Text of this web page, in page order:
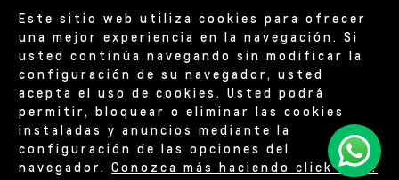
Este sitio web utiliza cookies para ofrecer
una mejor experiencia en la navegación. Si
usted continúa navegando sin modificar la
configuración de su navegador, usted
acepta el uso de cookies. Usted podrá
permitir, bloquear o eliminar las cookies
instaladas y anuncios mediante la
configuración de las opciones del
navegador.Conozca más haciendo click aquí.